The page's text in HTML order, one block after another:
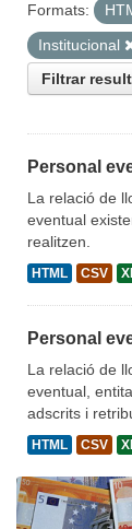
Formats:
Institucional
Filtrar
Personal
La relació de
eventual
realitzen.
HTML CSV
Personal
La relació de
eventual,
adscrits i
HTML CSV